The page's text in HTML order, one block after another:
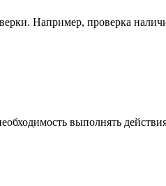
Например, проверка
выполнять